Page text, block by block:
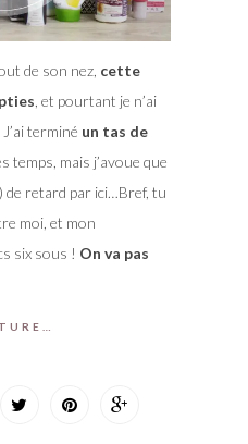
de son nez, cette
, et pourtant je n’ai
terminé un tas de
temps, mais j’avoue que
de retard par ici…Bref, tu
moi, et mon
six sous ! On va pas